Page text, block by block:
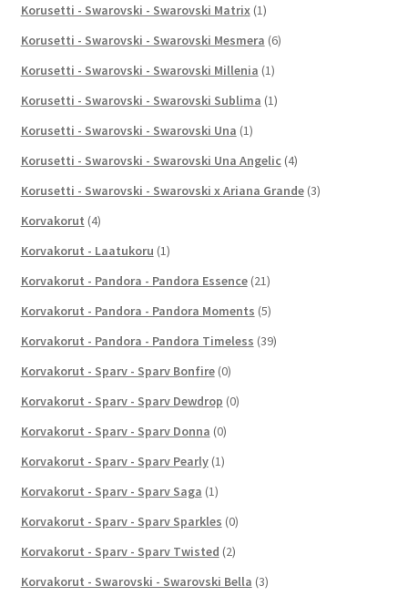
Korusetti - Swarovski - Swarovski Matrix (1)
Korusetti - Swarovski - Swarovski Mesmera (6)
Korusetti - Swarovski - Swarovski Millenia (1)
Korusetti - Swarovski - Swarovski Sublima (1)
Korusetti - Swarovski - Swarovski Una (1)
Korusetti - Swarovski - Swarovski Una Angelic (4)
Korusetti - Swarovski - Swarovski x Ariana Grande (3)
Korvakorut (4)
Korvakorut - Laatukoru (1)
Korvakorut - Pandora - Pandora Essence (21)
Korvakorut - Pandora - Pandora Moments (5)
Korvakorut - Pandora - Pandora Timeless (39)
Korvakorut - Sparv - Sparv Bonfire (0)
Korvakorut - Sparv - Sparv Dewdrop (0)
Korvakorut - Sparv - Sparv Donna (0)
Korvakorut - Sparv - Sparv Pearly (1)
Korvakorut - Sparv - Sparv Saga (1)
Korvakorut - Sparv - Sparv Sparkles (0)
Korvakorut - Sparv - Sparv Twisted (2)
Korvakorut - Swarovski - Swarovski Bella (3)